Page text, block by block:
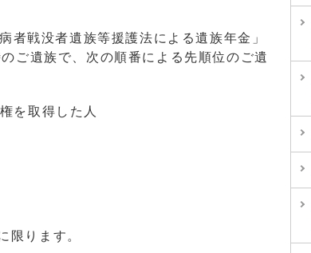
戦没者遺族等援護法による遺族年金」
ご遺族で、次の順番による先順位のご遺
を取得した人
限ります。